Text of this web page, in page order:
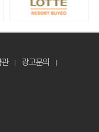
관
광고문의